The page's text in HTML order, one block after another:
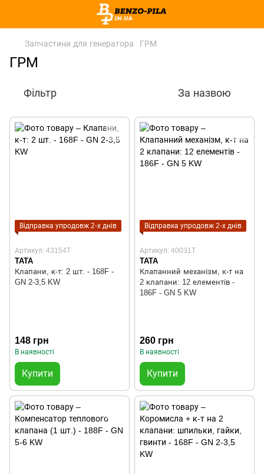
Запчастини для генератора ГРМ
ГРМ
Фільтр За назвою
Відправка упродовж 2-х днів
Артикул: 43154T
TATA
Клапани, к-т: 2 шт. - 168F -
GN 2-3,5 KW
148 грн
В наявності
Купити
Відправка упродовж 2-х днів
Артикул: 40031T
TATA
Клапанний механізм, к-т на
2 клапани: 12 елементів -
186F - GN 5 KW
260 грн
В наявності
Купити